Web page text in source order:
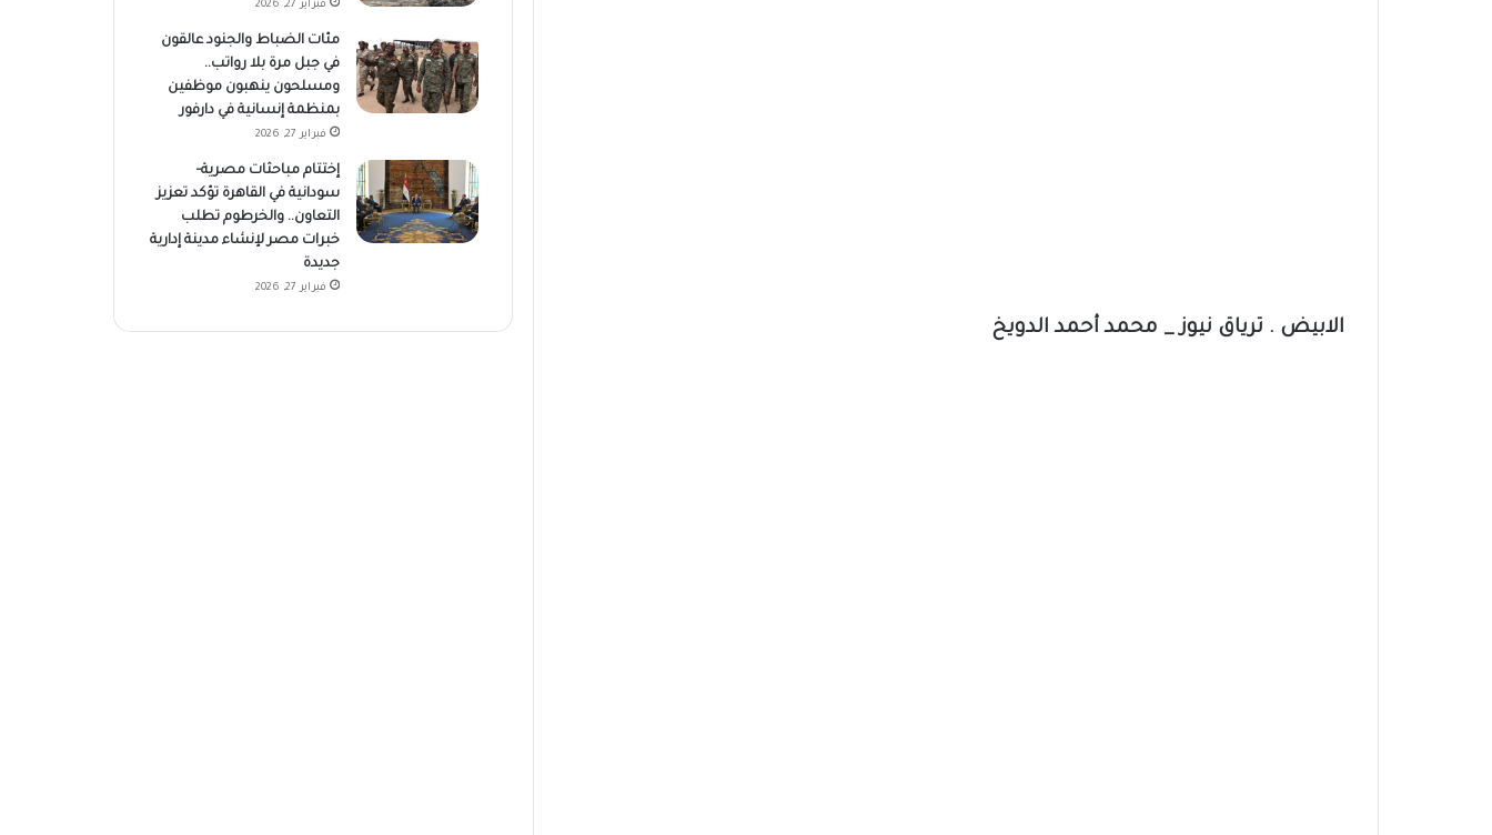
الابيض . ترياق نيوز _ محمد أحمد الدويخ
فبراير 27, 2026
مئات الضباط والجنود عالقون
في جبل مرة بلا رواتب..
ومسلحون ينهبون موظفين
بمنظمة إنسانية في دارفور
فبراير 27, 2026
إختتام مباحثات مصرية–
سودانية في القاهرة تؤكد تعزيز
التعاون.. والخرطوم تطلب
خبرات مصر لإنشاء مدينة إدارية
جديدة
فبراير 27, 2026